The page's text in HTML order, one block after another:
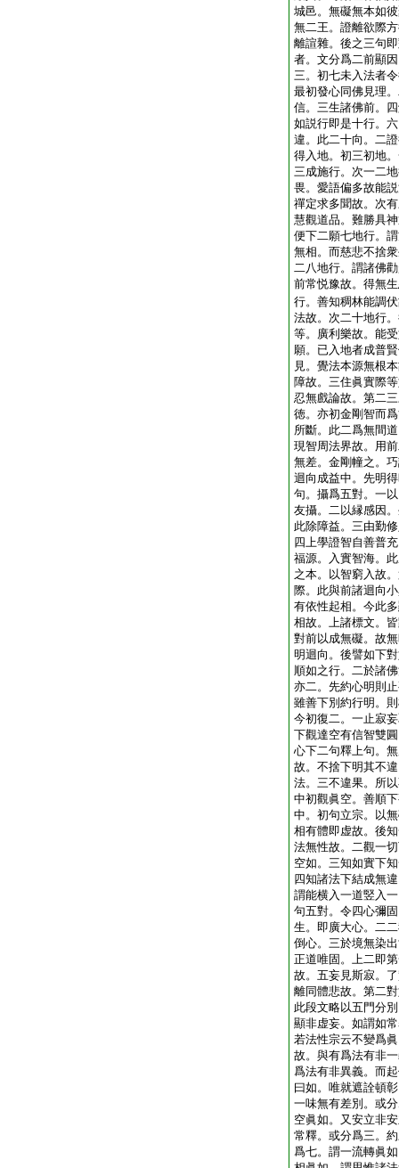
城邑。無礙無本如
無二王。證離欲際
離諠雜。後之三句
者。文分爲二前顯
三。初七未入法者
最初發心同佛見理
信。三生諸佛前。
如説行即是十行。
違。此二十向。二
得入地。初三初地
三成施行。次一二
畏。愛語偏多故能
禪定求多聞故。次
慧觀道品。難勝具
便下二願七地行。
無相。而慈悲不捨
二八地行。謂諸佛
前常悦豫故。得無
行。善知稠林能調
法故。次二十地行
等。廣利樂故。能
願。已入地者成普
見。覺法本源無根
障故。三住眞實際
忍無戲論故。第二
徳。亦初金剛智而
所斷。此二爲無間
現智周法界故。用
無差。金剛幢之。
迴向成益中。先明
句。攝爲五對。一
友攝。二以縁感因
此除障益。三由勤
四上學證智自善普
福源。入實智海。
之本。以智窮入故
際。此與前諸迴向
有依性起相。今此
相故。上諸標文。
對前以成無礙。故
明迴向。後譬如下
順如之行。二於諸
亦二。先約心明則
雖善下別約行明。
今初復二。一止寂
下觀達空有信智雙
心下二句釋上句。
故。不捨下明其不
法。三不違果。所
中初觀眞空。善順
中。初句立宗。以
相有體即虚故。後
法無性故。二觀一
空如。三知如實下
四知諸法下結成無
謂能横入一道竪入
句五對。令四心彌
生。即廣大心。二
倒心。三於境無染
正道唯固。上二即
故。五妄見斯寂。
離同體悲故。第二
此段文略以五門分
顯非虚妄。如謂如
若法性宗云不變爲
故。與有爲法有非
爲法有非異義。而
曰如。唯就遮詮頓
一味無有差別。或
空眞如。又安立非
常釋。或分爲三。
爲七。謂一流轉眞